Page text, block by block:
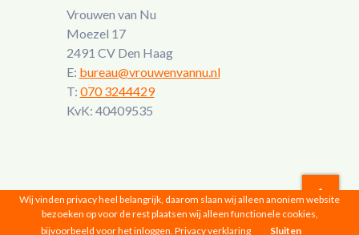
Vrouwen van Nu
Moezel 17
2491 CV Den Haag
E: bureau@vrouwenvannu.nl
T: 070 3244429
KvK: 40409535
Vrouwen van Nu © 2026 |Privacyverklaring
Wij vinden privacy heel belangrijk, daarom slaan wij alleen anoniem website
bezoeken op voor de rest plaatsen wij alleen functionele cookies,
bijvoorbeeld voor het inloggen. Privacy verklaring Sluiten